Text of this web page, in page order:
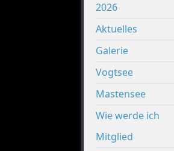
2026
Aktuelles
Galerie
Vogtsee
Mastensee
Wie werde ich
Mitglied